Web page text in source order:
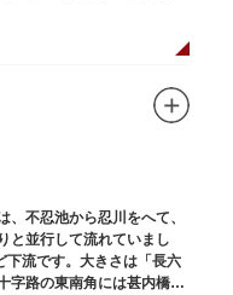
不忍池から忍川をへて、
と並行して流れていまし
下流です。大きさは「長六
字路の東南角には甚内橋跡